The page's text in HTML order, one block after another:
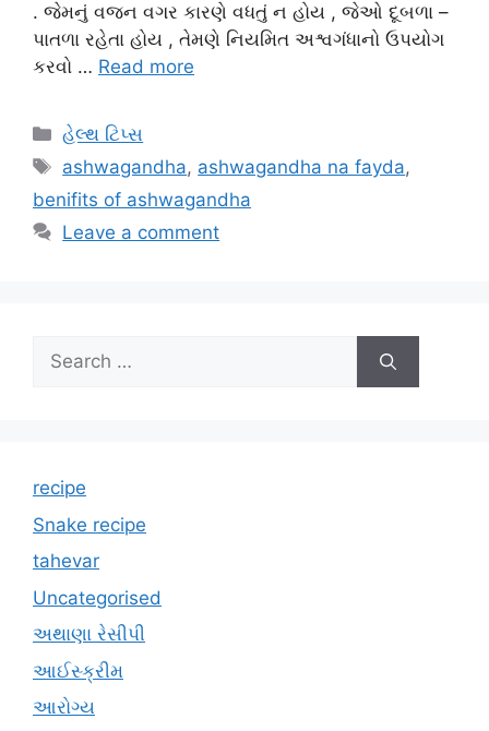
. જેમનું વજન વગર કારણે વધતું ન હોય , જેઓ દૂબળા –
પાતળા રહેતા હોય , તેમણે નિયમિત અશ્વગંધાનો ઉપયોગ
કરવો … Read more
Categories
હેલ્થ ટિપ્સ
Tags
ashwagandha, ashwagandha na fayda,
benifits of ashwagandha
Leave a comment
Search
for:
recipe
Snake recipe
tahevar
Uncategorised
અથાણા રેસીપી
આઈસ્ક્રીમ
આરોગ્ય